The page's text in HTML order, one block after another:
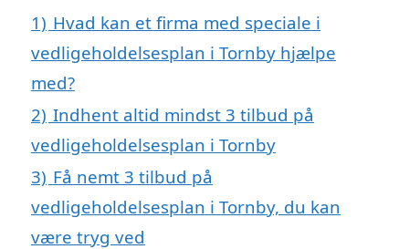
1) Hvad kan et firma med speciale i
vedligeholdelsesplan i Tornby hjælpe
med?
2) Indhent altid mindst 3 tilbud på
vedligeholdelsesplan i Tornby
3) Få nemt 3 tilbud på
vedligeholdelsesplan i Tornby, du kan
være tryg ved